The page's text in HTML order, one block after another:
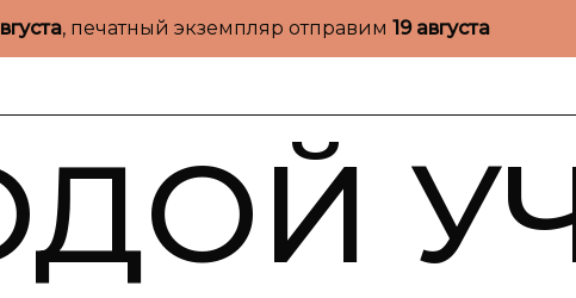
, печатный экземпляр отправим 19 августа